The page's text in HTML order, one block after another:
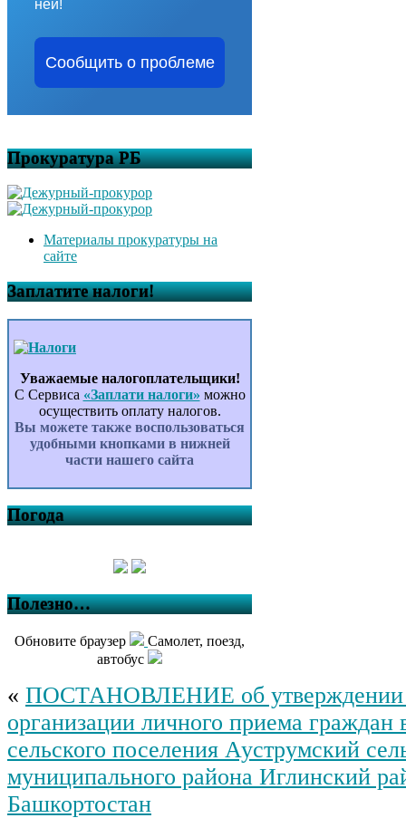
ней!
Сообщить о проблеме
Прокуратура РБ
Материалы прокуратуры на
сайте
Заплатите налоги!
Уважаемые налогоплательщики!
С Сервиса «Заплати налоги» можно
осуществить оплату налогов.
Вы можете также воспользоваться
удобными кнопками в нижней
части нашего сайта
Погода
Полезно…
Обновите браузер
Самолет, поезд,
автобус
« ПОСТАНОВЛЕНИЕ об утверждении
организации личного приема граждан
сельского поселения Ауструмский
муниципального района Иглинский
Башкортостан